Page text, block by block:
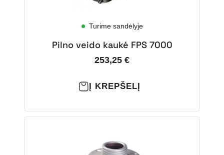
Turime sandėlyje
Pilno veido kaukė FPS 7000
253,25 €
Į KREPŠELĮ